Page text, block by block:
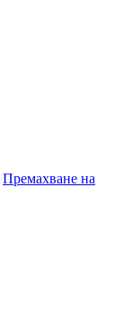
Премахване на